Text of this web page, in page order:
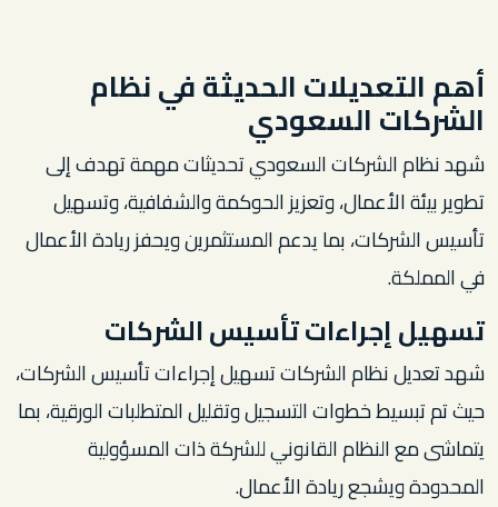
أهم التعديلات الحديثة في نظام
الشركات السعودي
شهد نظام الشركات السعودي تحديثات مهمة تهدف إلى
تطوير بيئة الأعمال، وتعزيز الحوكمة والشفافية، وتسهيل
تأسيس الشركات، بما يدعم المستثمرين ويحفز ريادة الأعمال
في المملكة.
تسهيل إجراءات تأسيس الشركات
شهد تعديل نظام الشركات تسهيل إجراءات تأسيس الشركات،
حيث تم تبسيط خطوات التسجيل وتقليل المتطلبات الورقية، بما
يتماشى مع النظام القانوني للشركة ذات المسؤولية
المحدودة ويشجع ريادة الأعمال.